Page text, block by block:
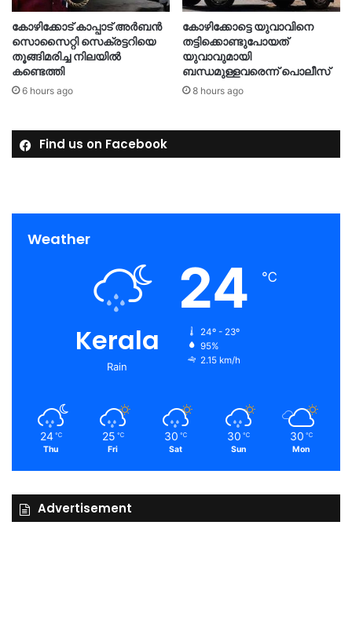
കോഴിക്കോട് കാപ്പാട് അര്‍ബന്‍
സൊസൈറ്റി സെക്രട്ടറിയെ
തൂങ്ങിമരിച്ച നിലയിൽ
കണ്ടെത്തി
6 hours ago
കോഴിക്കോട്ടെ യുവാവിനെ
തട്ടിക്കൊണ്ടുപോയത്
യുവാവുമായി
ബന്ധമുള്ളവരെന്ന് പൊലീസ്
8 hours ago
Find us on Facebook
Weather
Kerala
Rain
24 ℃
24º - 23º
95%
2.15 km/h
24 ℃
Thu
25 ℃
Fri
30 ℃
Sat
30 ℃
Sun
30 ℃
Mon
Advertisement